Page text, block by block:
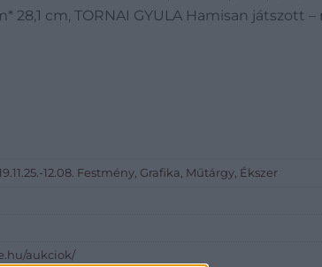
28,1 cm, TORNAI GYULA Hamisan játszott
12.08. Festmény, Grafika, Műtárgy, Ékszer
aukciok/